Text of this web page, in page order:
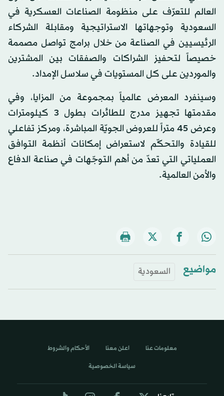
العالم للتعرّف على منظومة الصناعات العسكرية في
السعودية وتوجهاتها الاستراتيجية ومقابلة الشركاء
الرئيسيين في الصناعة من خلال برامج تواصل مصممة
خصيصاً لتحفيز الشراكات والصفقات بين المشترين
والموردين على كل المستويات في سلاسل الإمداد.
وسينفرد المعرض عالمياً بمجموعة من المزايا، وفي
مقدمتها تجهيز مدرج للطائرات بطول 3 كيلومترات
وعرض 45 متراً للعروض الجويّة المباشرة، ومركز تفاعلي
للقيادة والتحكّم لاستعراض إمكانات أنظمة التوافق
العملياتي التي تعدّ من أهم التوجّهات في صناعة الدفاع
والأمن العالمية.
مواضيع السعودية
معلومات عنا اعلن معنا الأحكام والشروط
سياسة الخصوصية